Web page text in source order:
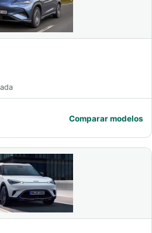
Comparar modelos